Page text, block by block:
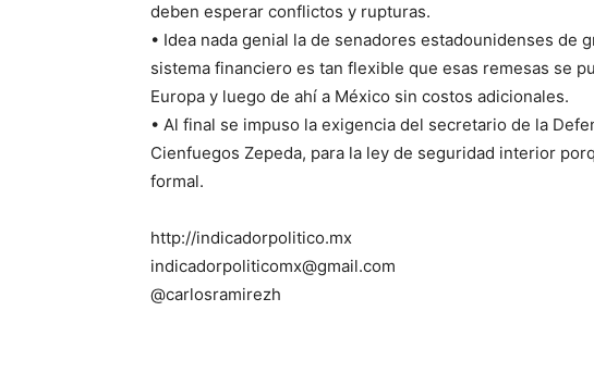
deben esperar conflictos y rupturas.
• Idea nada genial la de senadores estadounidenses de
sistema financiero es tan flexible que esas remesas se
Europa y luego de ahí a México sin costos adicionales.
• Al final se impuso la exigencia del secretario de la
Cienfuegos Zepeda, para la ley de seguridad interior
formal.
http://indicadorpolitico.mx
indicadorpoliticomx@gmail.com
@carlosramirezh